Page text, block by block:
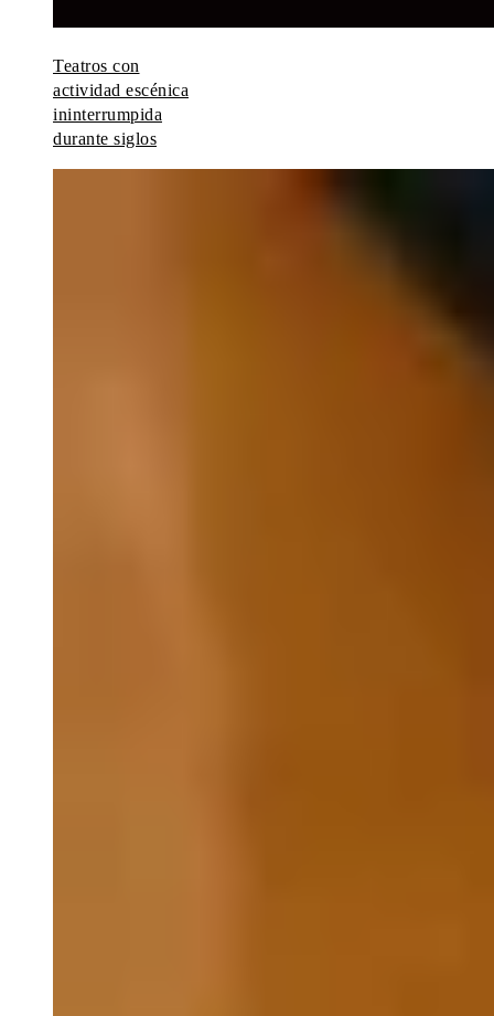
Teatros con
actividad escénica
ininterrumpida
durante siglos